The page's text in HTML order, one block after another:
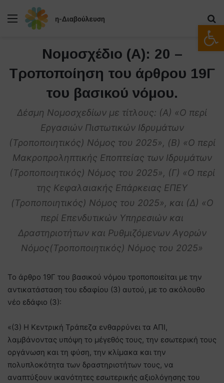
Μενού
Νομοσχέδιο (Α): 20 –
Τροποποίηση του άρθρου 19Γ
του βασικού νόμου.
Δέσμη Νομοσχεδίων με τίτλους: (Α) «O περί
Εργασιών Πιστωτικών Ιδρυμάτων
(Τροποποιητικός) Νόμος του 2025», (B) «O περί
Μακροπροληπτικής Εποπτείας των Ιδρυμάτων
(Τροποποιητικός) Νόμος του 2025», (Γ) «O περί
της Κεφαλαιακής Επάρκειας ΕΠΕΥ
(Τροποποιητικός) Νόμος του 2025», και (Δ) «Ο
περί Επενδυτικών Υπηρεσιών και
Δραστηριοτήτων και Ρυθμιζόμενων Αγορών
Νόμος(Τροποποιητικός) Νόμος του 2025»
Το άρθρο 19Γ του βασικού νόμου τροποποιείται με την
αντικατάσταση του εδαφίου (3) αυτού, με το ακόλουθο
νέο εδάφιο (3):
«(3) Η Κεντρική Τράπεζα ενθαρρύνει τα ΑΠΙ,
λαμβάνοντας υπόψη το μέγεθός τους, την εσωτερική τους
οργάνωση και τη φύση, την κλίμακα και την
πολυπλοκότητα των δραστηριοτήτων τους, να
αναπτύξουν ικανότητες εσωτερικής αξιολόγησης του